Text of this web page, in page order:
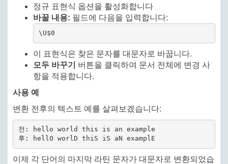
정규 표현식 옵션을 활성화합니다
바꿀 내용: 필드에 다음을 입력합니다:
\U$0
이 표현식은 찾은 문자를 대문자로 바꿉니다.
모두 바꾸기
버튼을 클릭하여 문서 전체에 변경 사
항을 적용합니다.
사용 예
변환 전후의 텍스트 예를 살펴보겠습니다:
전: hello world this is an example
이제 각 단어의 마지막 라틴 문자가 대문자로 변환되었습